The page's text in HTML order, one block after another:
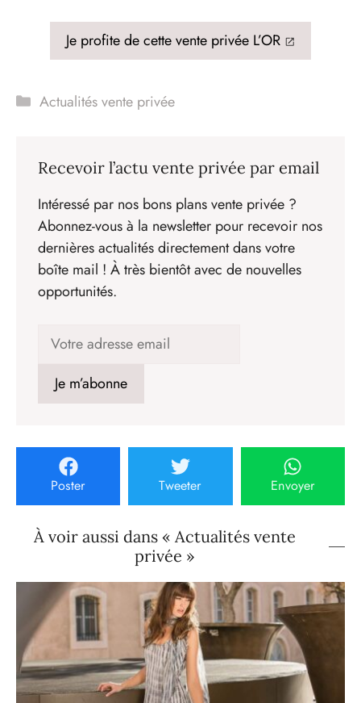
Je profite de cette vente privée L’OR
Catégories
Actualités vente privée
Recevoir l’actu vente privée par email
Intéressé par nos bons plans vente privée ?
Abonnez-vous à la newsletter pour recevoir nos
dernières actualités directement dans votre
boîte mail ! À très bientôt avec de nouvelles
opportunités.
Poster Tweeter Envoyer
À voir aussi dans « Actualités vente
privée »